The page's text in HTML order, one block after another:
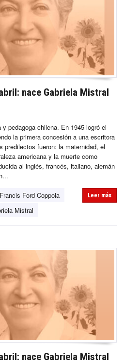
nace Gabriela Mistral
pedagoga chilena. En 1945 logró el
la primera concesión a una escritora
predilectos fueron: la maternidad, el
americana y la muerte como
al inglés, francés, italiano, alemán
Francis Ford Coppola
Mistral
Leer más
nace Gabriela Mistral